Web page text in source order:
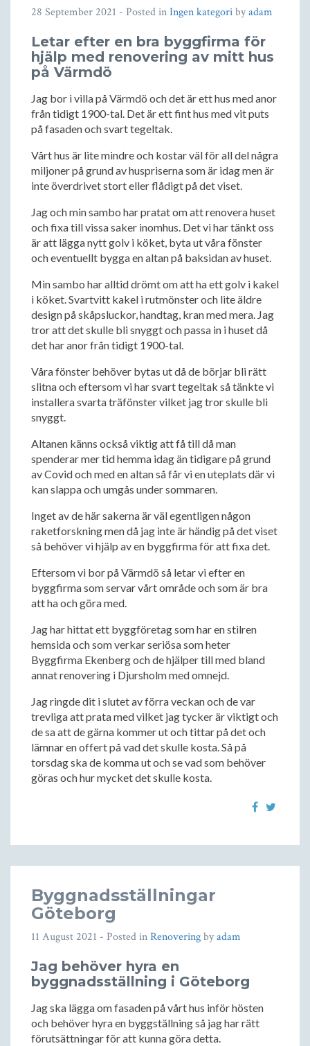
28 September 2021 - Posted inIngen kategoribyadam
Letar efter en bra byggfirma för
hjälp med renovering av mitt hus
på Värmdö
Jag bor i villa på Värmdö och det är ett hus med anor
från tidigt 1900-tal. Det är ett fint hus med vit puts
på fasaden och svart tegeltak.
Vårt hus är lite mindre och kostar väl för all del några
miljoner på grund av huspriserna som är idag men är
inte överdrivet stort eller flådigt på det viset.
Jag och min sambo har pratat om att renovera huset
och fixa till vissa saker inomhus. Det vi har tänkt oss
är att lägga nytt golv i köket, byta ut våra fönster
och eventuellt bygga en altan på baksidan av huset.
Min sambo har alltid drömt om att ha ett golv i kakel
i köket. Svartvitt kakel i rutmönster och lite äldre
design på skåpsluckor, handtag, kran med mera. Jag
tror att det skulle bli snyggt och passa in i huset då
det har anor från tidigt 1900-tal.
Våra fönster behöver bytas ut då de börjar bli rätt
slitna och eftersom vi har svart tegeltak så tänkte vi
installera svarta träfönster vilket jag tror skulle bli
snyggt.
Altanen känns också viktig att få till då man
spenderar mer tid hemma idag än tidigare på grund
av Covid och med en altan så får vi en uteplats där vi
kan slappa och umgås under sommaren.
Inget av de här sakerna är väl egentligen någon
raketforskning men då jag inte är händig på det viset
så behöver vi hjälp av en byggfirma för att fixa det.
Eftersom vi bor på Värmdö så letar vi efter en
byggfirma som servar vårt område och som är bra
att ha och göra med.
Jag har hittat ett byggföretag som har en stilren
hemsida och som verkar seriösa som heter
Byggfirma Ekenberg och de hjälper till med bland
annat renovering i Djursholm med omnejd.
Jag ringde dit i slutet av förra veckan och de var
trevliga att prata med vilket jag tycker är viktigt och
de sa att de gärna kommer ut och tittar på det och
lämnar en offert på vad det skulle kosta. Så på
torsdag ska de komma ut och se vad som behöver
göras och hur mycket det skulle kosta.
Byggnadsställningar
Göteborg
11 August 2021 - Posted inRenoveringbyadam
Jag behöver hyra en
byggnadsställning i Göteborg
Jag ska lägga om fasaden på vårt hus inför hösten
och behöver hyra en byggställning så jag har rätt
förutsättningar för att kunna göra detta.